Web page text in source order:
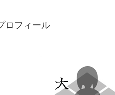
ロフィール